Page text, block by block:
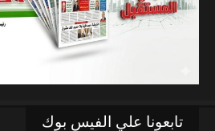
تابعونا علي الفيس بوك